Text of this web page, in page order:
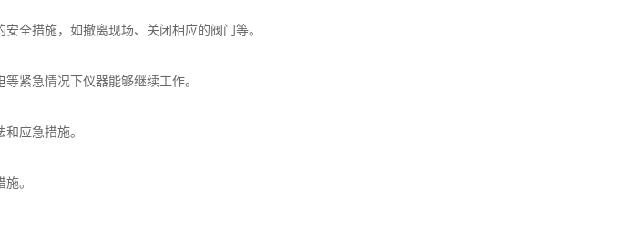
全措施，如撤离现场、关闭相应的阀门等。
紧急情况下仪器能够继续工作。
应急措施。
。